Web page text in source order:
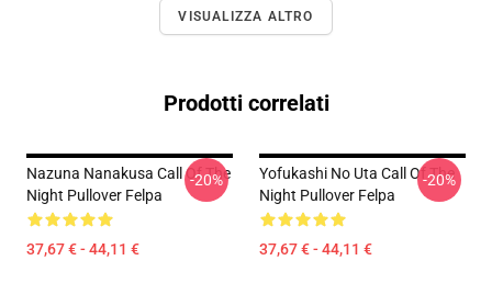
VISUALIZZA ALTRO
Prodotti correlati
Nazuna Nanakusa Call Of The
Night Pullover Felpa
37,67 € - 44,11 €
-20%
Yofukashi No Uta Call Of The
Night Pullover Felpa
37,67 € - 44,11 €
-20%